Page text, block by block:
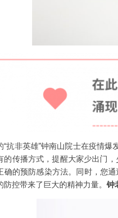
“抗非英雄”钟南山院士在疫情
的传播方式，提醒大家少出门
确的预防感染方法。同时，您
防控带来了巨大的精神力量。 钟